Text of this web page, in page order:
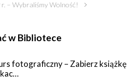
– Wybraliśmy Wolność!
w Bibliotece
fotograficzny – Zabierz książkę